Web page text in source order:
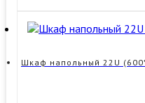
Шкаф напольный 22U